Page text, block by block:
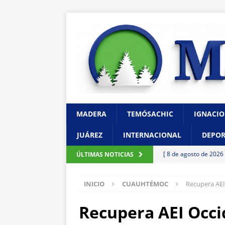
MADERA TEMÓSACHIC
JUÁREZ INTERNACIONAL
ÚLTIMAS NOTICIAS [ 8 de agosto de 2026
[ 7 de agosto de
Gobierno financie
INICIO CUAUHTÉMOC Recupera
Recupera AEI